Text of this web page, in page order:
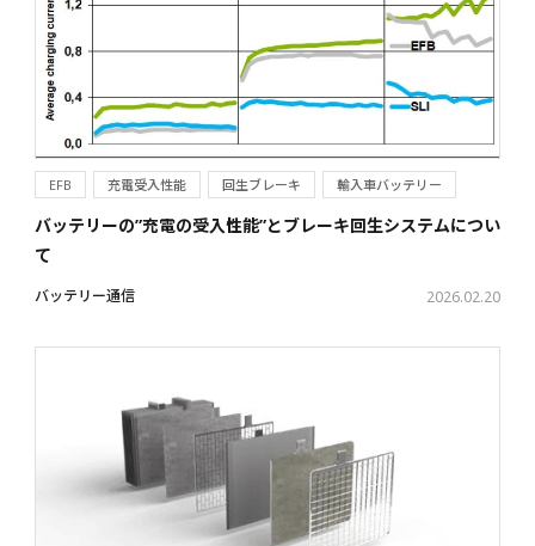
EFB 充電受入性能 回生ブレーキ 輸入車バッテリー
バッテリーの”充電の受入性能”とブレーキ回生システムについ
て
バッテリー通信 2026.02.20